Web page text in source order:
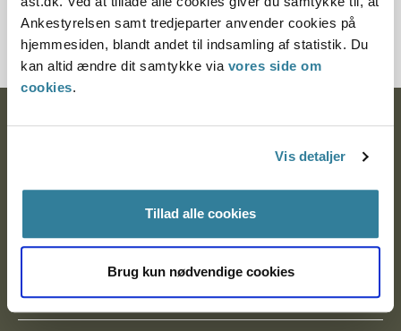
Ankestyrelsen samt tredjeparter anvender cookies på
hjemmesiden, blandt andet til indsamling af statistik. Du
kan altid ændre dit samtykke via vores side om
cookies.
Vis detaljer
Tillad alle cookies
Brug kun nødvendige cookies
3500419-07
Ankestyrelsen
Ankestyrelsen Aalborg